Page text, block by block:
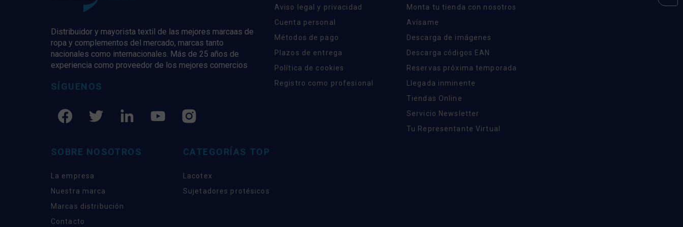
Distribuidor y mayorista textil de las mejores marcaas de
ropa y complementos del mercado, marcas tanto
nacionales como internacionales. Más de 25 años de
experiencia como proveedor de los mejores comercios
SÍGUENOS
Aviso legal y privacidad
Cuenta personal
Métodos de pago
Plazos de entrega
Política de cookies
Registro como profesional
Monta tu tienda con nosotros
Avísame
Descarga de imágenes
Descarga códigos EAN
Reservas próxima temporada
Llegada inminente
Tiendas Online
Servicio Newsletter
Tu Representante Virtual
SOBRE NOSOTROS
La empresa
Nuestra marca
Marcas distribución
Contacto
CATEGORÍAS TOP
Lacotex
Sujetadores protésicos